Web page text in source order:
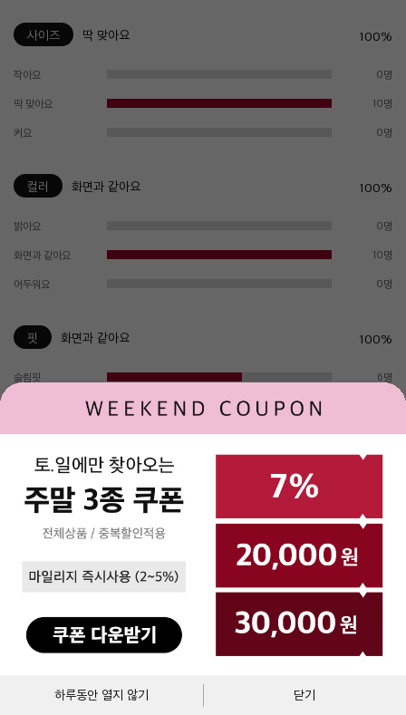
하루동안 열지 않기 닫기
장바구니 바로구매
사이즈 딱 맞아요 100%
작아요 0명
딱 맞아요 10명
커요 0명
컬러 화면과 같아요 100%
밝아요 0명
화면과 같아요 10명
어두워요 0명
핏 화면과 같아요 100%
슬림핏 6명
오버핏 0명
구매 고객님 사이즈 리뷰
키 몸무게
164 56 OS 딱 맞아요
164 55 OS 딱 맞아요
158 53